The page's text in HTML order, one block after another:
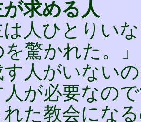
求める人
人ひとりい
を驚かれた。
人がいない
人が必要なの
た教会にな